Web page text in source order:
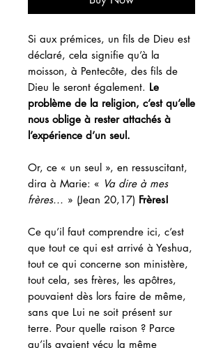
Si aux prémices, un fils de Dieu est
déclaré, cela signifie qu’à la
moisson, à Pentecôte, des fils de
Dieu le seront également. Le
problème de la religion, c’est qu’elle
nous oblige à rester attachés à
l’expérience d’un seul.
Or, ce « un seul », en ressuscitant,
dira à Marie: « Va dire à mes
frères... » (Jean 20,17) Frères!
Ce qu’il faut comprendre ici, c’est
que tout ce qui est arrivé à Yeshua,
tout ce qui concerne son ministère,
tout cela, ses frères, les apôtres,
pouvaient dès lors faire de même,
sans que Lui ne soit présent sur
terre. Pour quelle raison ? Parce
qu’ils avaient vécu la même